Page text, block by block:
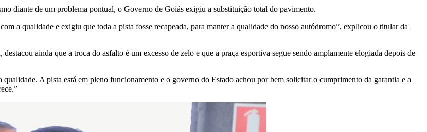
diante de um problema pontual, o Governo de Goiás exigiu a substituição total do pavimento.
a qualidade e exigiu que toda a pista fosse recapeada, para manter a qualidade do nosso autódromo”, explicou o titular da
ainda que a troca do asfalto é um excesso de zelo e que a praça esportiva segue sendo amplamente elogiada depois de
A pista está em pleno funcionamento e o governo do Estado achou por bem solicitar o cumprimento da garantia e a